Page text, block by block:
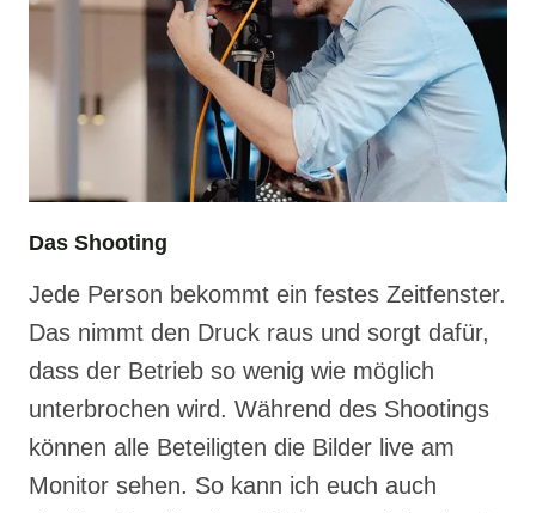
Das Shooting
Jede Person bekommt ein festes Zeitfenster.
Das nimmt den Druck raus und sorgt dafür,
dass der Betrieb so wenig wie möglich
unterbrochen wird. Während des Shootings
können alle Beteiligten die Bilder live am
Monitor sehen. So kann ich euch auch